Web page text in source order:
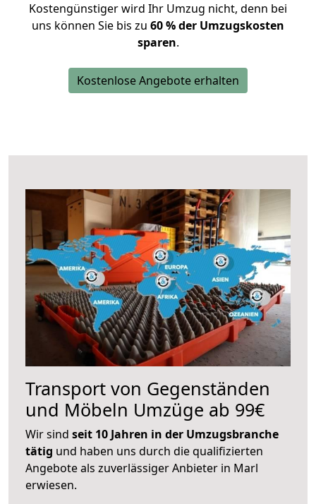
Kostengünstiger wird Ihr Umzug nicht, denn bei
uns können Sie bis zu 60 % der Umzugskosten
sparen.
Kostenlose Angebote erhalten
Transport von Gegenständen
und Möbeln Umzüge ab 99€
Wir sind seit 10 Jahren in der Umzugsbranche
tätig und haben uns durch die qualifizierten
Angebote als zuverlässiger Anbieter in Marl
erwiesen.